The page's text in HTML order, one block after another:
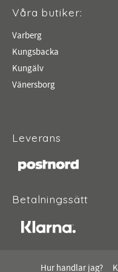
Våra butiker:
Varberg
Kungsbacka
Kungälv
Vänersborg
Leverans
Betalningssätt
Hur handlar jag?